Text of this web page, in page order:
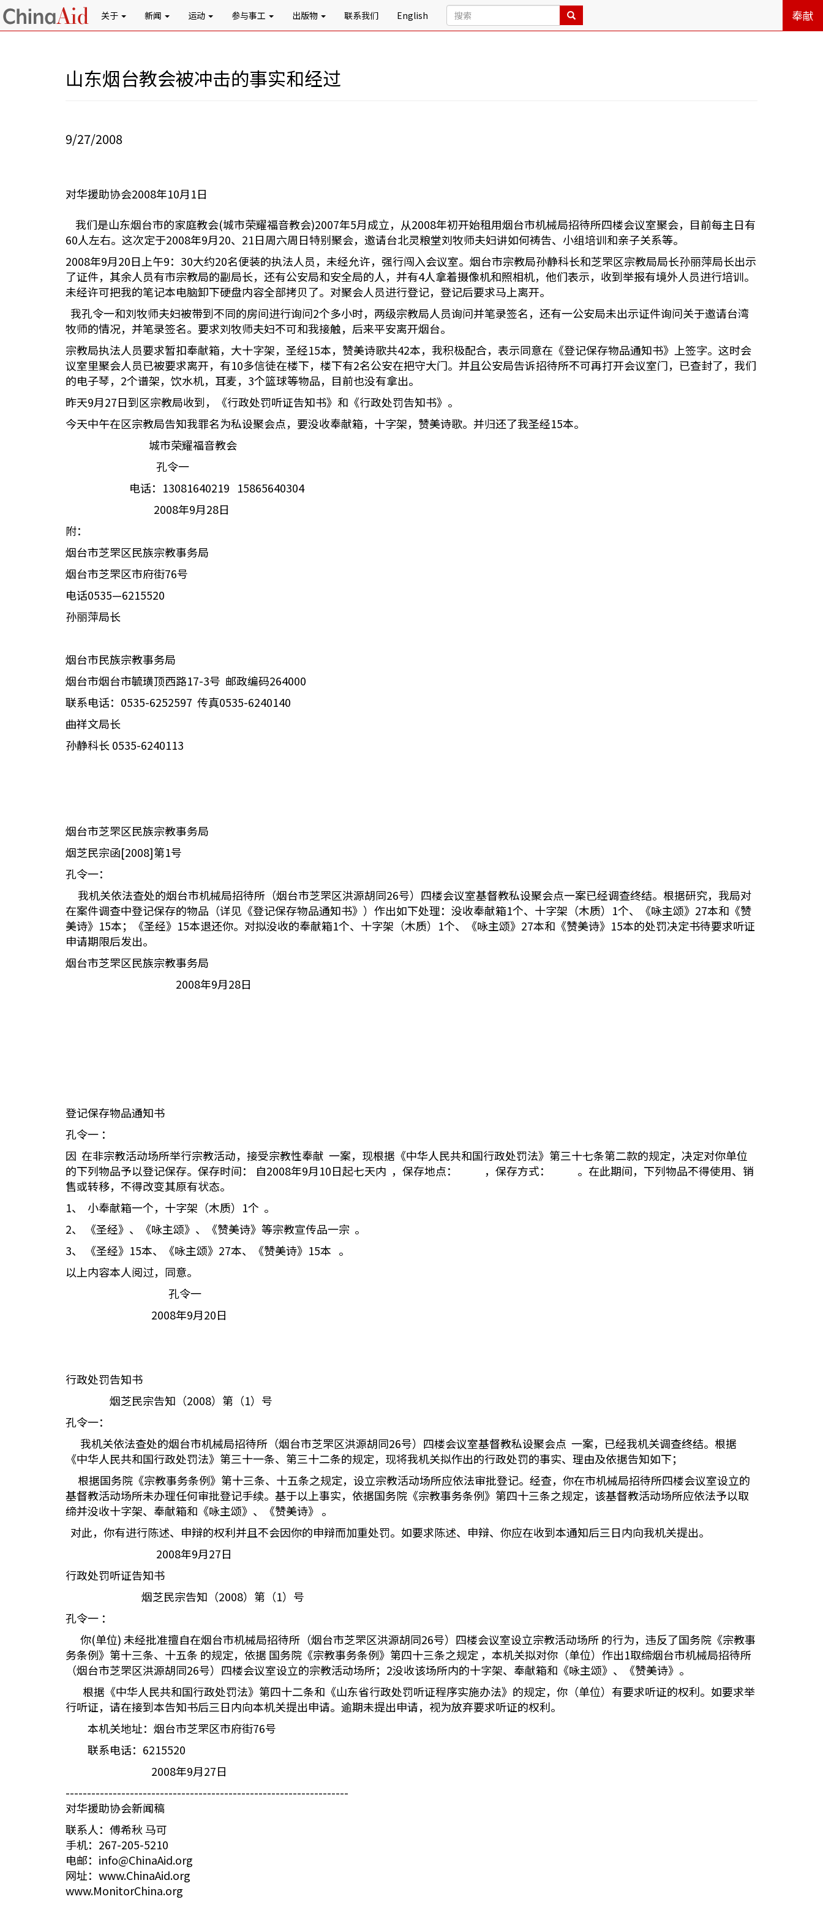
关于 新闻 运动 参与事工 出版物 联系我们 English 奉献
山东烟台教会被冲击的事实和经过
9/27/2008
对华援助协会2008年10月1日
我们是山东烟台市的家庭教会(城市荣耀福音教会)2007年5月成立，从2008年初开始租用烟台市机械局招待所四楼会议室聚会，目前每主日有
60人左右。这次定于2008年9月20、21日周六周日特别聚会，邀请台北灵粮堂刘牧师夫妇讲如何祷告、小组培训和亲子关系等。
2008年9月20日上午9：30大约20名便装的执法人员，未经允许，强行闯入会议室。烟台市宗教局孙静科长和芝罘区宗教局局长孙丽萍局长出示
了证件，其余人员有市宗教局的副局长，还有公安局和安全局的人，并有4人拿着摄像机和照相机，他们表示，收到举报有境外人员进行培训。
未经许可把我的笔记本电脑卸下硬盘内容全部拷贝了。对聚会人员进行登记，登记后要求马上离开。
我孔令一和刘牧师夫妇被带到不同的房间进行询问2个多小时，两级宗教局人员询问并笔录签名，还有一公安局未出示证件询问关于邀请台湾
牧师的情况，并笔录签名。要求刘牧师夫妇不可和我接触，后来平安离开烟台。
宗教局执法人员要求暂扣奉献箱，大十字架，圣经15本，赞美诗歌共42本，我积极配合，表示同意在《登记保存物品通知书》上签字。这时会
议室里聚会人员已被要求离开，有10多信徒在楼下，楼下有2名公安在把守大门。并且公安局告诉招待所不可再打开会议室门，已查封了，我们
的电子琴，2个谱架，饮水机，耳麦，3个篮球等物品，目前也没有拿出。
昨天9月27日到区宗教局收到，《行政处罚听证告知书》和《行政处罚告知书》。
今天中午在区宗教局告知我罪名为私设聚会点，要没收奉献箱，十字架，赞美诗歌。并归还了我圣经15本。
城市荣耀福音教会
孔令一
电话：13081640219 15865640304
2008年9月28日
附：
烟台市芝罘区民族宗教事务局
烟台市芝罘区市府街76号
电话0535—6215520
孙丽萍局长
烟台市民族宗教事务局
烟台市烟台市毓璜顶西路17-3号 邮政编码264000
联系电话：0535-6252597 传真0535-6240140
曲祥文局长
孙静科长 0535-6240113
烟台市芝罘区民族宗教事务局
烟芝民宗函[2008]第1号
孔令一：
我机关依法查处的烟台市机械局招待所（烟台市芝罘区洪源胡同26号）四楼会议室基督教私设聚会点一案已经调查终结。根据研究，我局对
在案件调查中登记保存的物品（详见《登记保存物品通知书》）作出如下处理：没收奉献箱1个、十字架（木质）1个、《咏主颂》27本和《赞
美诗》15本；《圣经》15本退还你。对拟没收的奉献箱1个、十字架（木质）1个、《咏主颂》27本和《赞美诗》15本的处罚决定书待要求听证
申请期限后发出。
烟台市芝罘区民族宗教事务局
2008年9月28日
登记保存物品通知书
孔令一 ：
因 在非宗教活动场所举行宗教活动，接受宗教性奉献 一案，现根据《中华人民共和国行政处罚法》第三十七条第二款的规定，决定对你单位
的下列物品予以登记保存。保存时间： 自2008年9月10日起七天内 ，保存地点： ，保存方式： 。在此期间，下列物品不得使用、销
售或转移，不得改变其原有状态。
1、 小奉献箱一个，十字架（木质）1个 。
2、 《圣经》、《咏主颂》、《赞美诗》等宗教宣传品一宗 。
3、 《圣经》15本、《咏主颂》27本、《赞美诗》15本 。
以上内容本人阅过，同意。
孔令一
2008年9月20日
行政处罚告知书
烟芝民宗告知（2008）第（1）号
孔令一：
我机关依法查处的烟台市机械局招待所（烟台市芝罘区洪源胡同26号）四楼会议室基督教私设聚会点 一案，已经我机关调查终结。根据
《中华人民共和国行政处罚法》第三十一条、第三十二条的规定，现将我机关拟作出的行政处罚的事实、理由及依据告知如下；
根据国务院《宗教事务条例》第十三条、十五条之规定，设立宗教活动场所应依法审批登记。经查，你在市机械局招待所四楼会议室设立的
基督教活动场所未办理任何审批登记手续。基于以上事实，依据国务院《宗教事务条例》第四十三条之规定，该基督教活动场所应依法予以取
缔并没收十字架、奉献箱和《咏主颂》、《赞美诗》 。
对此，你有进行陈述、申辩的权利并且不会因你的申辩而加重处罚。如要求陈述、申辩、你应在收到本通知后三日内向我机关提出。
2008年9月27日
行政处罚听证告知书
烟芝民宗告知（2008）第（1）号
孔令一 ：
你(单位) 未经批准擅自在烟台市机械局招待所（烟台市芝罘区洪源胡同26号）四楼会议室设立宗教活动场所 的行为，违反了国务院《宗教事
务条例》第十三条、十五条 的规定，依据 国务院《宗教事务条例》第四十三条之规定 ，本机关拟对你（单位）作出1取缔烟台市机械局招待所
（烟台市芝罘区洪源胡同26号）四楼会议室设立的宗教活动场所；2没收该场所内的十字架、奉献箱和《咏主颂》、《赞美诗》。
根据《中华人民共和国行政处罚法》第四十二条和《山东省行政处罚听证程序实施办法》的规定，你（单位）有要求听证的权利。如要求举
行听证，请在接到本告知书后三日内向本机关提出申请。逾期未提出申请，视为放弃要求听证的权利。
本机关地址：烟台市芝罘区市府街76号
联系电话：6215520
2008年9月27日
------------------------------------------------------------------
对华援助协会新闻稿
联系人：傅希秋 马可
手机：267-205-5210
电邮：info@ChinaAid.org
网址：www.ChinaAid.org
www.MonitorChina.org